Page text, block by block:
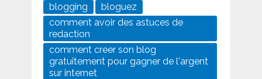
blogging
bloguez
comment avoir des astuces de
redaction
comment creer son blog
gratuitement pour gagner de l'argent
sur internet